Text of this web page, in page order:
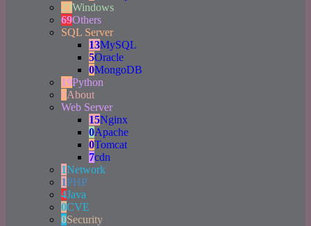
23Windows
69Others
SQL Server
13MySQL
5Oracle
0MongoDB
19Python
0About
Web Server
15Nginx
0Apache
0Tomcat
7cdn
1Network
1PHP
4Java
0CVE
0Security